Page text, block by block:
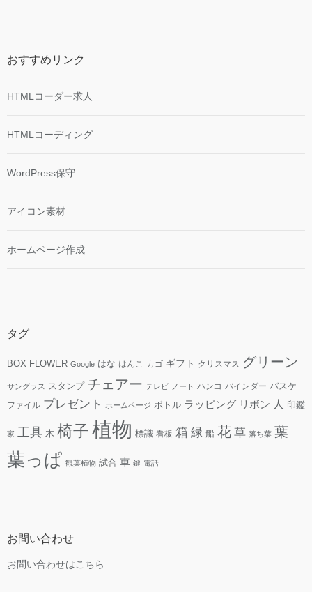
おすすめリンク
HTMLコーダー求人
HTMLコーディング
WordPress保守
アイコン素材
ホームページ作成
タグ
BOX FLOWER Google はな はんこ カゴ ギフト クリスマス グリーン
サングラス スタンプ チェアー テレビ ノート ハンコ バインダー バスケ
ファイル プレゼント ホームページ ボトル ラッピング リボン 人 印鑑
家 工具 木 椅子植物 標識 看板 箱 緑 船 花 草 落ち葉 葉
葉っぱ 観葉植物 試合 車 鍵 電話
お問い合わせ
お問い合わせはこちら